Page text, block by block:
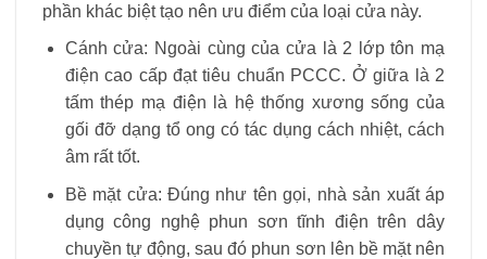
phần khác biệt tạo nên ưu điểm của loại cửa này.
Cánh cửa: Ngoài cùng của cửa là 2 lớp tôn mạ
điện cao cấp đạt tiêu chuẩn PCCC. Ở giữa là 2
tấm thép mạ điện là hệ thống xương sống của
gối đỡ dạng tổ ong có tác dụng cách nhiệt, cách
âm rất tốt.
Bề mặt cửa: Đúng như tên gọi, nhà sản xuất áp
dụng công nghệ phun sơn tĩnh điện trên dây
chuyền tự động, sau đó phun sơn lên bề mặt nên